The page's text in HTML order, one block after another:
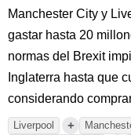
Manchester City y
gastar hasta 20
normas del Brexit
Inglaterra hasta que
considerando
Liverpool +